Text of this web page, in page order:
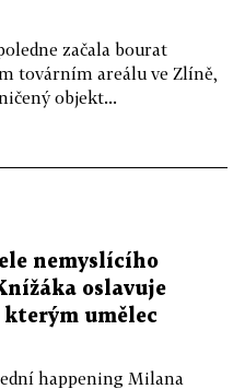
začala bourat
továrním areálu ve Zlíně,
objekt...
nemyslícího
oslavuje
kterým umělec
happening Milana